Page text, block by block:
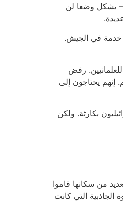
– يشكل وضعا لن
خدمة في الجيش.
رفض
إنهم يحتاجون إلى
بكارثة. ولكن
من سكانها قاموا
الجاذبية التي كانت